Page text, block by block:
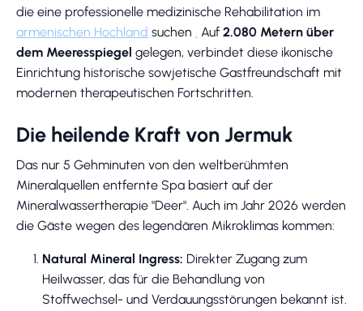
die eine professionelle medizinische Rehabilitation im
armenischen Hochland suchen . Auf 2.080 Metern über
dem Meeresspiegel gelegen, verbindet diese ikonische
Einrichtung historische sowjetische Gastfreundschaft mit
modernen therapeutischen Fortschritten.
Die heilende Kraft von Jermuk
Das nur 5 Gehminuten von den weltberühmten
Mineralquellen entfernte Spa basiert auf der
Mineralwassertherapie "Deer". Auch im Jahr 2026 werden
die Gäste wegen des legendären Mikroklimas kommen:
Natural Mineral Ingress: Direkter Zugang zum
Heilwasser, das für die Behandlung von
Stoffwechsel- und Verdauungsstörungen bekannt ist.